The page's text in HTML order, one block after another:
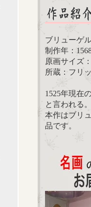
ブリューゲ
制作年：
原画サイズ
所蔵：フリ
1525年現在
と言われる
本作はブリ
品です。